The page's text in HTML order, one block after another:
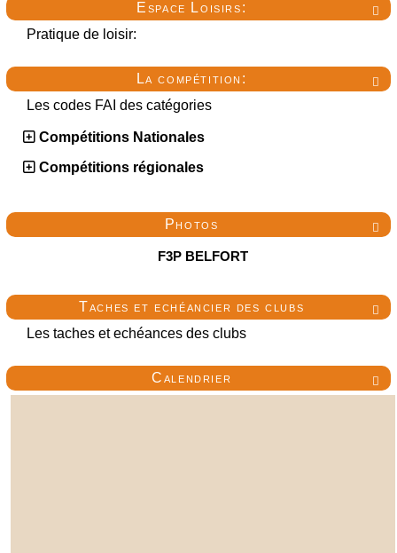

Espace Loisirs:
Pratique de loisir:

La compétition:
Les codes FAI des catégories
Compétitions Nationales
Compétitions régionales

Photos
F3P BELFORT

Taches et echéancier des clubs
Les taches et echéances des clubs

Calendrier